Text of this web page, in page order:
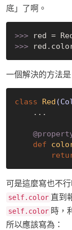
底」了啊。
>>>
>>>
一個解決的方法
class Red
def
可是這麼寫也不行
self.color 直到
self.color 時，
所以應該寫為：